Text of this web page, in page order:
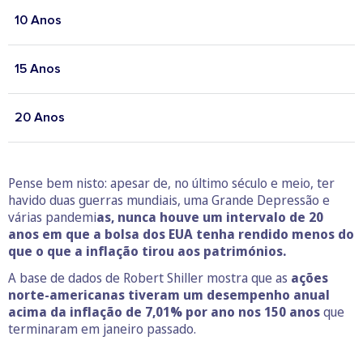
10 Anos
15 Anos
20 Anos
Pense bem nisto: apesar de, no último século e meio, ter
havido duas guerras mundiais, uma Grande Depressão e
várias pandemias, nunca houve um intervalo de 20
anos em que a bolsa dos EUA tenha rendido menos do
que o que a inflação tirou aos patrimónios.
A base de dados de Robert Shiller mostra que as ações
norte-americanas tiveram um desempenho anual
acima da inflação de 7,01% por ano nos 150 anosque
terminaram em janeiro passado.